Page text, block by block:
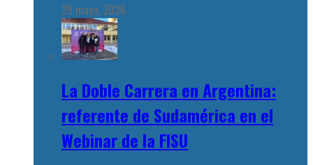
29 mayo, 2026
La Doble Carrera en Argentina:
referente de Sudamérica en el
Webinar de la FISU